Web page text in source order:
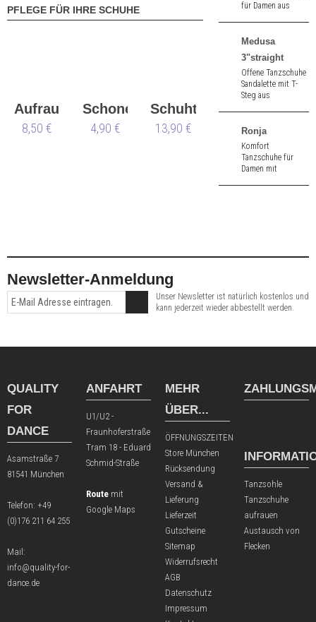
PFLEGE FÜR IHRE SCHUHE
Aufraubürste
8,50 €
Schoner
Nueva
4,90 €
Schuhtasche
13,90 €
für Damen aus
Medusa
3"straight
Offene Tanzschuhe
Sandalette mit T-
Steg aus
hoher Absatz.
Ronja
Komfort
Tanzschuhe für
Damen mit
Newsletter-Anmeldung
Unser Newsletter ist natürlich kostenlos und
kann jederzeit wieder abbestellt werden.
QUALITY
FOR
DANCE
Asamstraße 7
81541 München
Telefon: +49
(0)176 211 64 255
Mail:
info@quality-for-
dance.de
ANFAHRT
U1/U2 -
Fraunhoferstraße
Tram 18 - Eduard
Schmid-Straße
Route mit
Google Maps
MEHR
ÜBER...
ÖFFNUNGSZEITEN
Store München
Rücksendung
Versand &
Lieferung
Lieferzeit
Gutscheine
Sitemap
Widerrufsrecht
AGB
Datenschutz
Impressum
Tanzsohle
Tanzschuhe
aufrauen
Austausch von
Flecken